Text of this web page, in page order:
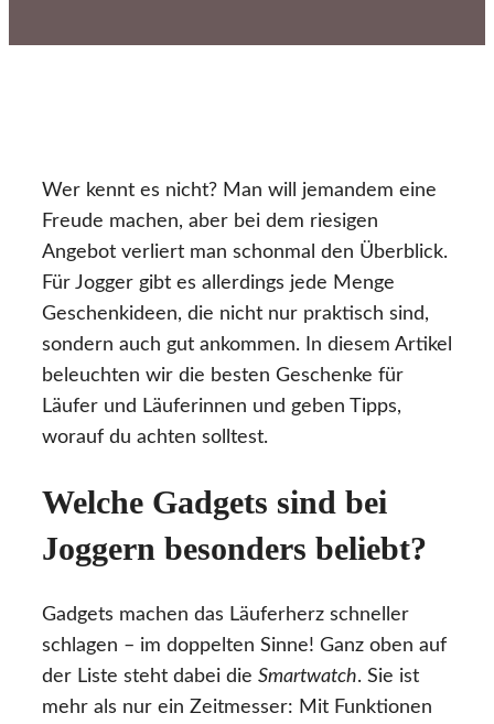
Wer kennt es nicht? Man will jemandem eine
Freude machen, aber bei dem riesigen
Angebot verliert man schonmal den Überblick.
Für Jogger gibt es allerdings jede Menge
Geschenkideen, die nicht nur praktisch sind,
sondern auch gut ankommen. In diesem Artikel
beleuchten wir die besten Geschenke für
Läufer und Läuferinnen und geben Tipps,
worauf du achten solltest.
Welche Gadgets sind bei
Joggern besonders beliebt?
Gadgets machen das Läuferherz schneller
schlagen – im doppelten Sinne! Ganz oben auf
der Liste steht dabei die Smartwatch. Sie ist
mehr als nur ein Zeitmesser: Mit Funktionen